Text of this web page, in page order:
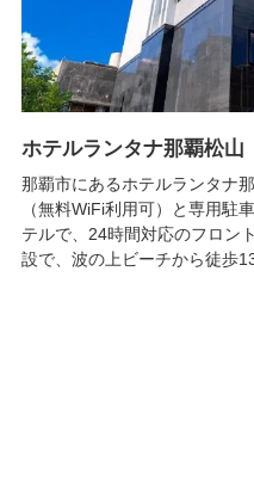
ホテルランタナ那覇松山
那覇市にあるホテルランタナ
（無料WiFi利用可）と専用駐
テルで、24時間対応のフロン
設で、波の上ビーチから徒歩